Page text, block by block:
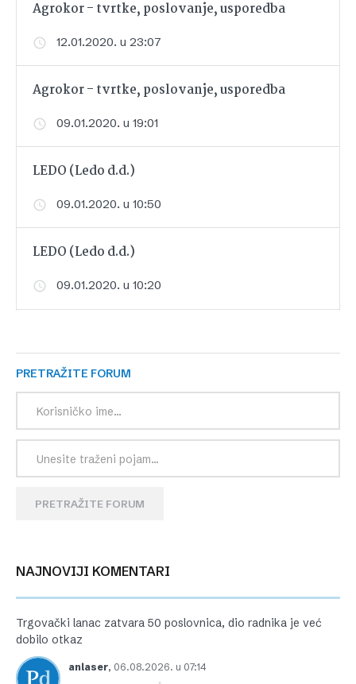
Agrokor - tvrtke, poslovanje, usporedba
12.01.2020. u 23:07
Agrokor - tvrtke, poslovanje, usporedba
09.01.2020. u 19:01
LEDO (Ledo d.d.)
09.01.2020. u 10:50
LEDO (Ledo d.d.)
09.01.2020. u 10:20
PRETRAŽITE FORUM
PRETRAŽITE FORUM
NAJNOVIJI KOMENTARI
Trgovački lanac zatvara 50 poslovnica, dio radnika je već
dobilo otkaz
anlaser, 06.08.2026. u 07:14